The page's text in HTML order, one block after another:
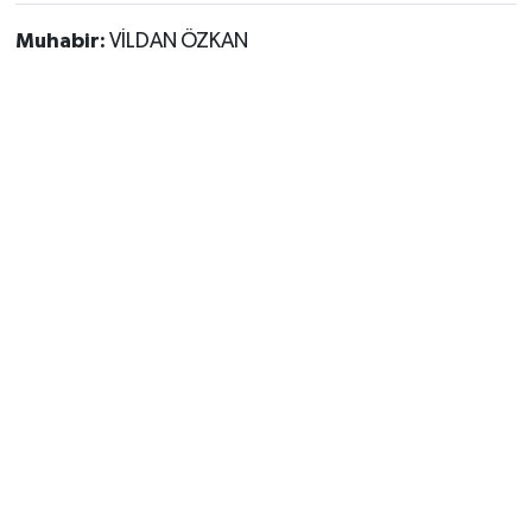
Muhabir: VİLDAN ÖZKAN